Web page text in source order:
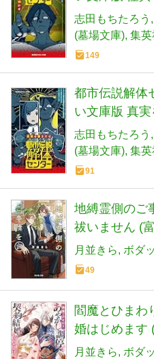
い文庫)
志田もちたろう
(墓場文庫) 集
149
都市伝説解体
い文庫版 真
文庫)
志田もちたろう
(墓場文庫) 集
91
地縛霊側のご
祓いません (
月並きら ボダ
49
閻魔とひまわ
婚はじめます
月並きら ボダ